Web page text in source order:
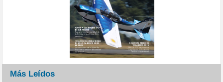
Más Leídos